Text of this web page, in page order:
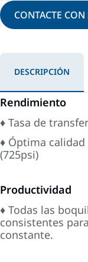
CONTACTE
DESCRIPCIÓN
Rendimiento
♦ Tasa de
♦ Óptima
(725psi)
Productividad
♦ Todas las
consistentes
constante.